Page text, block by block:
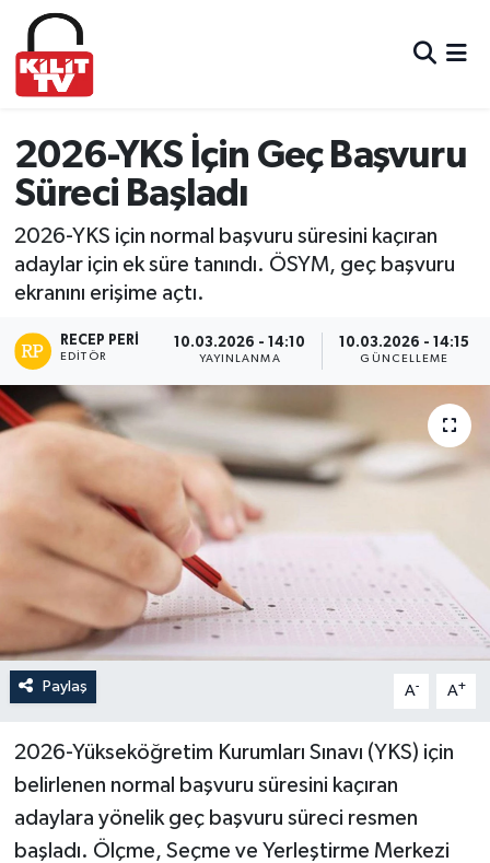
2026-YKS İçin Geç Başvuru
Süreci Başladı
2026-YKS için normal başvuru süresini kaçıran
adaylar için ek süre tanındı. ÖSYM, geç başvuru
ekranını erişime açtı.
RECEP PERI
EDITÖR
10.03.2026 - 14:10
YAYINLANMA
10.03.2026 - 14:15
GÜNCELLEME
Paylaş A- A+
2026-Yükseköğretim Kurumları Sınavı (YKS) için
belirlenen normal başvuru süresini kaçıran
adaylara yönelik geç başvuru süreci resmen
başladı. Ölçme, Seçme ve Yerleştirme Merkezi
Hava Durumu
Trafik Durumu
Süper Lig Puan Durumu ve Fikstür
Tüm Manşetler
Son Dakika Haberleri
Haber Arşivi